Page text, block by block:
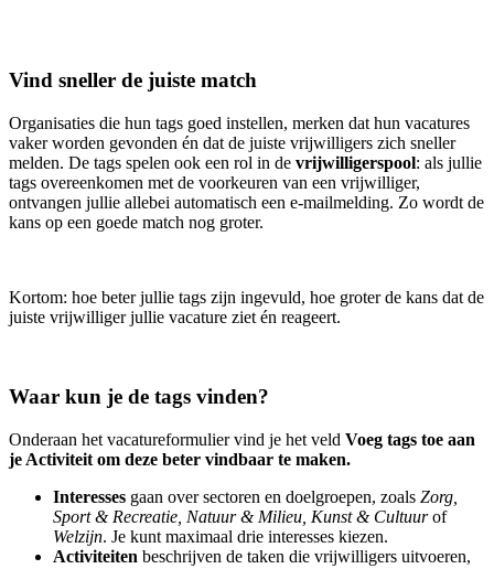
Vind sneller de juiste match
Organisaties die hun tags goed instellen, merken dat hun vacatures
vaker worden gevonden én dat de juiste vrijwilligers zich sneller
melden. De tags spelen ook een rol in de vrijwilligerspool: als jullie
tags overeenkomen met de voorkeuren van een vrijwilliger,
ontvangen jullie allebei automatisch een e-mailmelding. Zo wordt de
kans op een goede match nog groter.
Kortom: hoe beter jullie tags zijn ingevuld, hoe groter de kans dat de
juiste vrijwilliger jullie vacature ziet én reageert.
Waar kun je de tags vinden?
Onderaan het vacatureformulier vind je het veld Voeg tags toe aan
je Activiteit om deze beter vindbaar te maken.
Interesses gaan over sectoren en doelgroepen, zoals Zorg,
Sport & Recreatie, Natuur & Milieu, Kunst & Cultuurof
Welzijn. Je kunt maximaal drie interesses kiezen.
Activiteiten beschrijven de taken die vrijwilligers uitvoeren,